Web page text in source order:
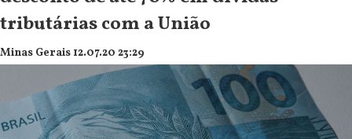
tributárias com a União
Minas Gerais 12.07.20 23:29